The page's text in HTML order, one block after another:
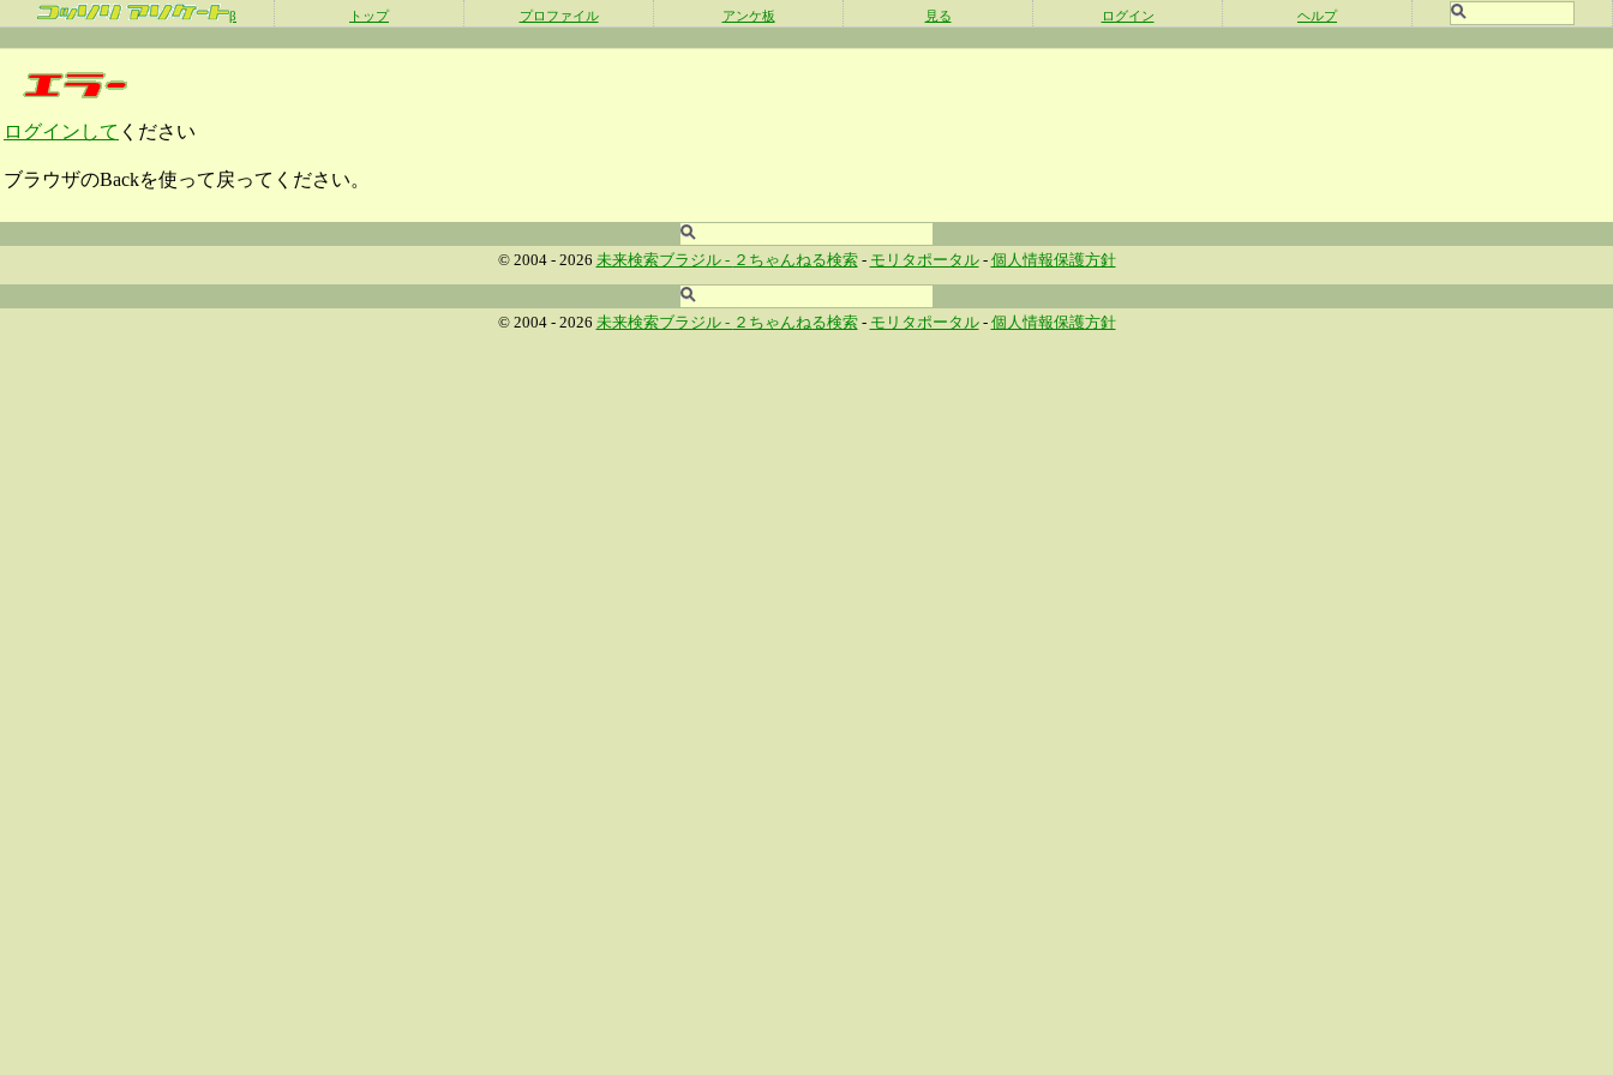
β トップ プロファイル アンケ板 見る ログイン ヘルプ
ログインして ください
ブラウザのBackを使って戻ってください。
© 2004 - 2026 未来検索ブラジル - ２ちゃんねる検索- モリタポータル- 個人情報保護方針
© 2004 - 2026 未来検索ブラジル - ２ちゃんねる検索- モリタポータル- 個人情報保護方針